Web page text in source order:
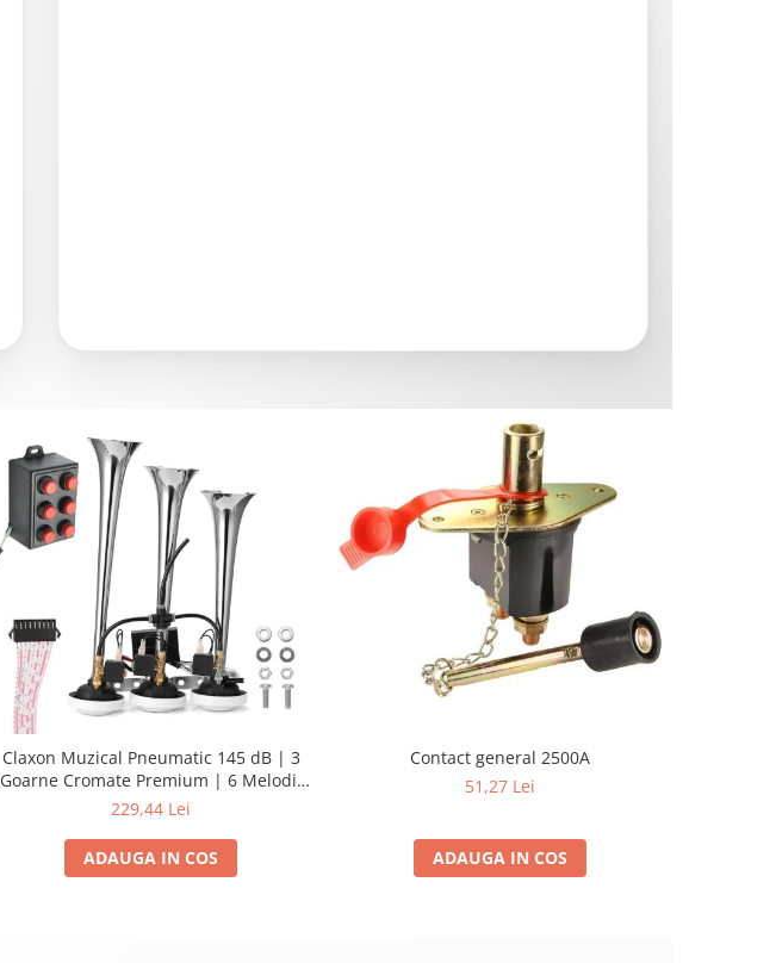
Claxon Muzical Pneumatic 145 dB | 3
Goarne Cromate Premium | 6 Melodii
Selectabile
229,44 Lei
ADAUGA IN COS
Contact general 2500A
51,27 Lei
ADAUGA IN COS